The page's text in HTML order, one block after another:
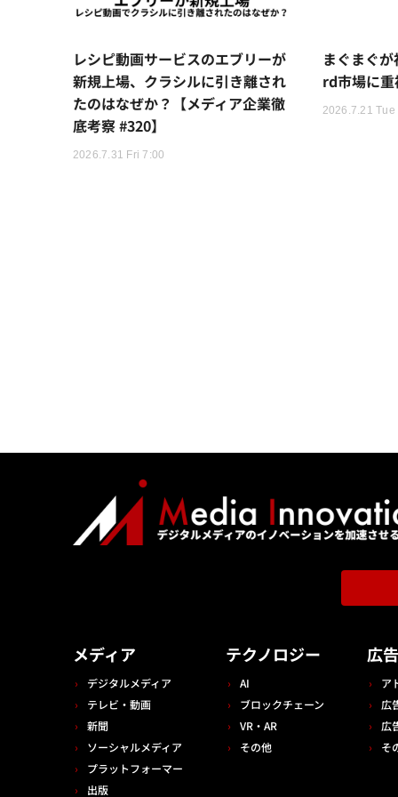
レシピ動画サービスのエブリーが
新規上場、クラシルに引き離され
たのはなぜか？【メディア企業徹
底考察 #320】
2026.7.31 Fri 7:00
まぐまぐ
rd市場に
2026.7.21 Tue
メディア
デジタルメディア
テレビ・動画
新聞
ソーシャルメディア
プラットフォーマー
出版
テクノロジー
AI
ブロックチェーン
VR・AR
その他
広
ア
広
広
そ